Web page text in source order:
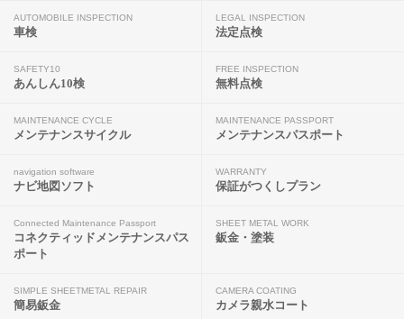
AUTOMOBILE INSPECTION
車検
LEGAL INSPECTION
法定点検
SAFETY10
あんしん10検
FREE INSPECTION
無料点検
MAINTENANCE CYCLE
メンテナンスサイクル
MAINTENANCE PASSPORT
メンテナンスパスポート
navigation software
ナビ地図ソフト
WARRANTY
保証がつくしプラン
Connected Maintenance Passport
コネクティッドメンテナンスパス
ポート
SHEET METAL WORK
鈑金・塗装
SIMPLE SHEETMETAL REPAIR
簡易鈑金
CAMERA COATING
カメラ親水コート